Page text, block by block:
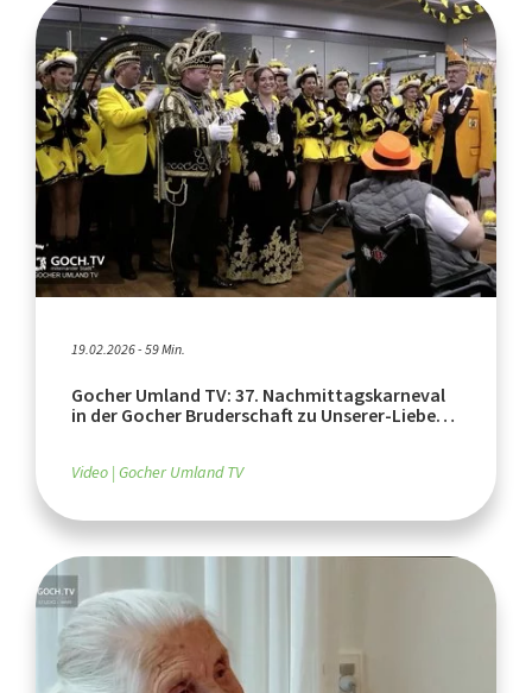
19.02.2026 - 59 Min.
Gocher Umland TV: 37. Nachmittagskarneval
in der Gocher Bruderschaft zu Unserer-Lieben
Video Gocher Umland TV